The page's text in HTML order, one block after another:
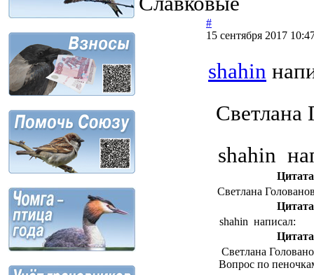
#
15 сентября 2017
shahin
Светлана
shahin
Цитата
Светлана
Цитата
shahin написал:
Цитата
Светлана
Вопрос по